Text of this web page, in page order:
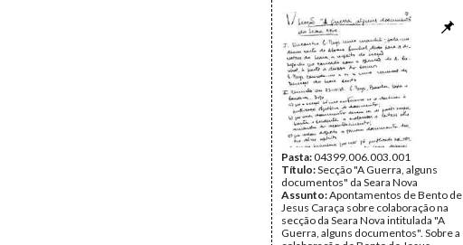
Pasta:04399.006.003.001
Título:Secção "A Guerra, alguns
documentos" da Seara Nova
Assunto:Apontamentos de Bento de
Jesus Caraça sobre colaboração na
secção da Seara Nova intitulada "A
Guerra, alguns documentos". Sobre a